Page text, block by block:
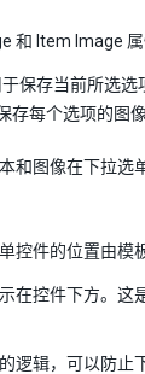
和 Item Image
保存当前所选选
存每个选项的图
和图像在下拉选
控件的位置由模
在控件下方。这
逻辑，可以防止